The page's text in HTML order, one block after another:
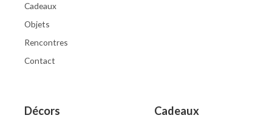
Cadeaux
Objets
Rencontres
Contact
Décors Cadeaux